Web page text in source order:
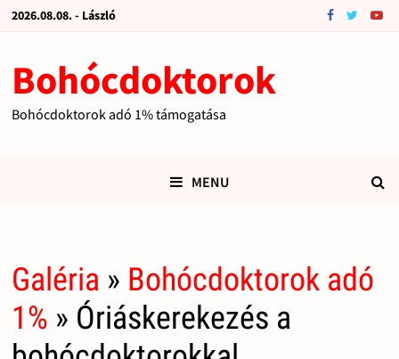
2026.08.08. - László
Bohócdoktorok
Bohócdoktorok adó 1% támogatása
MENU
Galéria » Bohócdoktorok adó
1% » Óriáskerekezés a